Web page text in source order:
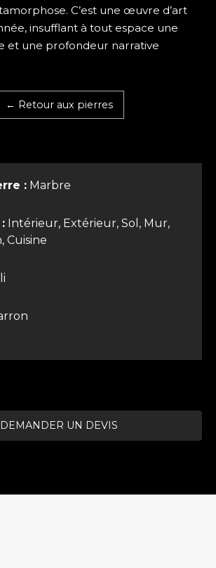
C’est une œuvre d’art
insufflant à tout espace une
et une profondeur narrative
← Retour aux pierres
: Marbre
Intérieur, Extérieur, Sol, Mur,
Cuisine
DEMANDER UN DEVIS